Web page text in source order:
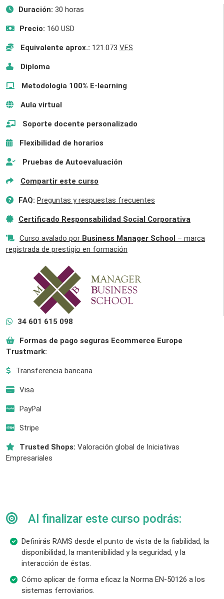
Duración: 30 horas
Precio: 160 USD
Equivalente aprox.: 121.073 VES
Diploma
Metodología 100% E-learning
Aula virtual
Soporte docente personalizado
Flexibilidad de horarios
Pruebas de Autoevaluación
Compartir este curso
FAQ: Preguntas y respuestas frecuentes
Certificado Responsabilidad Social Corporativa
Curso avalado por Business Manager School – marca
registrada de prestigio en formación
34 601 615 098
Formas de pago seguras Ecommerce Europe
Trustmark:
Transferencia bancaria
Visa
PayPal
Stripe
Trusted Shops: Valoración global de Iniciativas
Empresariales
Al finalizar este curso podrás:
Definirás RAMS desde el punto de vista de la fiabilidad, la
disponibilidad, la mantenibilidad y la seguridad, y la
interacción de éstas.
Cómo aplicar de forma eficaz la Norma EN-50126 a los
sistemas ferroviarios.